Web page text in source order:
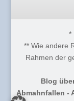
*
** Wie andere
Rahmen der
Blog
Abmahnfallen -